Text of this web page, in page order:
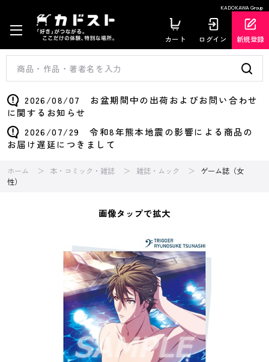
KADOKAWA Group
カート ログイン 新規登録
2026/08/07 お盆期間中の出荷およびお問い合わせ
に関するお知らせ
2026/07/29 令和8年熊本地震の影響による商品の
お届け遅延につきまして
ホーム 本・コミック・雑誌 雑誌・ムック
ゲーム誌（女
性）
画像タップで拡大